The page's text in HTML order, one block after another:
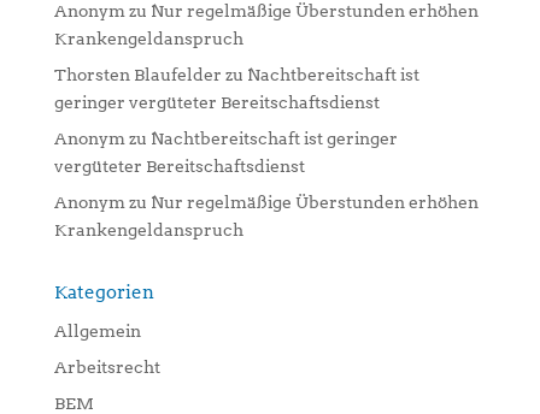
Anonym zu Nur regelmäßige Überstunden erhöhen
Krankengeldanspruch
Thorsten Blaufelder zu Nachtbereitschaft ist
geringer vergüteter Bereitschaftsdienst
Anonym zu Nachtbereitschaft ist geringer
vergüteter Bereitschaftsdienst
Anonym zu Nur regelmäßige Überstunden erhöhen
Krankengeldanspruch
Kategorien
Allgemein
Arbeitsrecht
BEM